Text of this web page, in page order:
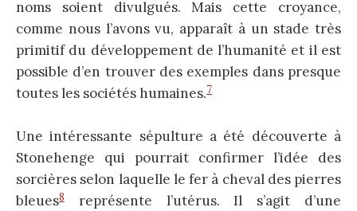
noms soient divulgués. Mais cette croyance,
comme nous l’avons vu, apparaît à un stade très
primitif du développement de l’humanité et il est
possible d’en trouver des exemples dans presque
toutes les sociétés humaines.7
Une intéressante sépulture a été découverte à
Stonehenge qui pourrait confirmer l’idée des
sorcières selon laquelle le fer à cheval des pierres
bleues8
représente l’utérus. Il s’agit d’une